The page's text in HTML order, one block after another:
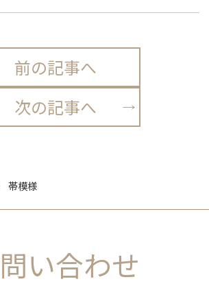
前の記事へ
次の記事へ
帯模様
い合わせ